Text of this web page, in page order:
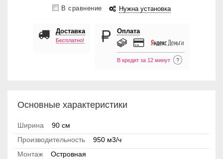
В сравнение Нужна установка
Доставка
Бесплатно!
Оплата
В кредит за 12 минут ?
Основные характеристики
Ширина
90 см
Производительность
950 м3/ч
Монтаж
Островная